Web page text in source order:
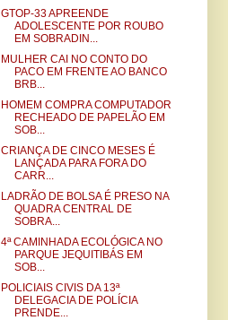
GTOP-33 APREENDE
ADOLESCENTE POR ROUBO
EM SOBRADIN...
MULHER CAI NO CONTO DO
PACO EM FRENTE AO BANCO
BRB...
HOMEM COMPRA COMPUTADOR
RECHEADO DE PAPELÃO EM
SOB...
CRIANÇA DE CINCO MESES É
LANÇADA PARA FORA DO
CARR...
LADRÃO DE BOLSA É PRESO NA
QUADRA CENTRAL DE
SOBRA...
4ª CAMINHADA ECOLÓGICA NO
PARQUE JEQUITIBÁS EM
SOB...
POLICIAIS CIVIS DA 13ª
DELEGACIA DE POLÍCIA
PRENDE...